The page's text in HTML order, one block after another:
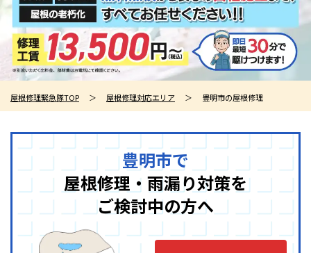
屋根修理緊急隊TOP ＞ 屋根修理対応エリア ＞ 豊明市の屋根修理
豊明市で
屋根修理・雨漏り対策を
ご検討中の方へ